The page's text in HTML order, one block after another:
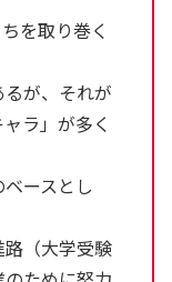
を取り巻く
が、それが
ラ」が多く
ースとし
（大学受験